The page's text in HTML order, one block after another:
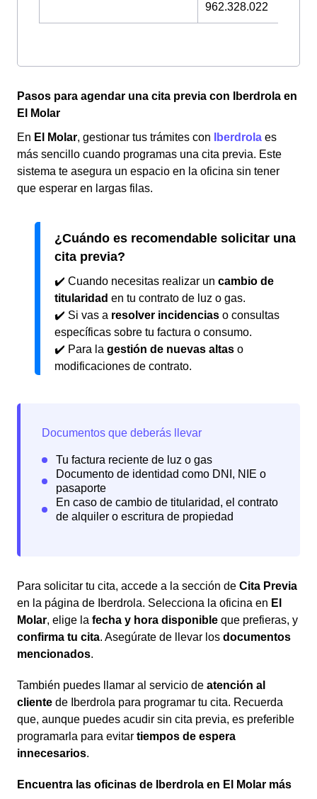
962.328.022
Pasos para agendar una cita previa con Iberdrola en
El Molar
En El Molar, gestionar tus trámites con Iberdrola es
más sencillo cuando programas una cita previa. Este
sistema te asegura un espacio en la oficina sin tener
que esperar en largas filas.
¿Cuándo es recomendable solicitar una
cita previa?
✔️ Cuando necesitas realizar un cambio de
titularidad en tu contrato de luz o gas.
✔️ Si vas a resolver incidencias o consultas
específicas sobre tu factura o consumo.
✔️ Para la gestión de nuevas altas o
modificaciones de contrato.
Para solicitar tu cita, accede a la sección de Cita Previa
en la página de Iberdrola. Selecciona la oficina en El
Molar, elige la fecha y hora disponible que prefieras, y
confirma tu cita. Asegúrate de llevar los documentos
mencionados.
También puedes llamar al servicio de atención al
cliente de Iberdrola para programar tu cita. Recuerda
que, aunque puedes acudir sin cita previa, es preferible
programarla para evitar tiempos de espera
innecesarios.
Encuentra las oficinas de Iberdrola en El Molar más